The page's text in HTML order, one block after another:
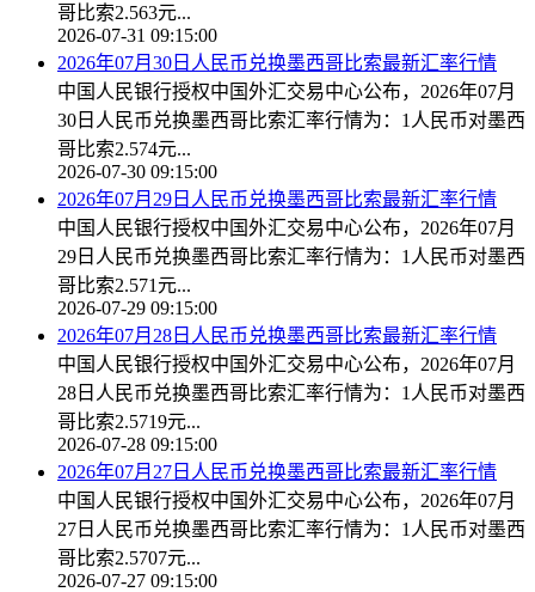
哥比索2.563元...
2026-07-31 09:15:00
2026年07月30日人民币兑换墨西哥比索最新汇率行情
中国人民银行授权中国外汇交易中心公布，2026年07月
30日人民币兑换墨西哥比索汇率行情为：1人民币对墨西
哥比索2.574元...
2026-07-30 09:15:00
2026年07月29日人民币兑换墨西哥比索最新汇率行情
中国人民银行授权中国外汇交易中心公布，2026年07月
29日人民币兑换墨西哥比索汇率行情为：1人民币对墨西
哥比索2.571元...
2026-07-29 09:15:00
2026年07月28日人民币兑换墨西哥比索最新汇率行情
中国人民银行授权中国外汇交易中心公布，2026年07月
28日人民币兑换墨西哥比索汇率行情为：1人民币对墨西
哥比索2.5719元...
2026-07-28 09:15:00
2026年07月27日人民币兑换墨西哥比索最新汇率行情
中国人民银行授权中国外汇交易中心公布，2026年07月
27日人民币兑换墨西哥比索汇率行情为：1人民币对墨西
哥比索2.5707元...
2026-07-27 09:15:00